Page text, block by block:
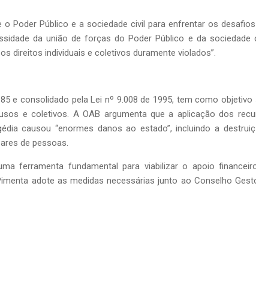
o Poder Público e a sociedade civil para enfrentar os
da união de forças do Poder Público e da sociedade
direitos individuais e coletivos duramente violados”.
e consolidado pela Lei nº 9.008 de 1995, tem como objetivo
e coletivos. A OAB argumenta que a aplicação dos
causou “enormes danos ao estado”, incluindo a
de pessoas.
ferramenta fundamental para viabilizar o apoio
adote as medidas necessárias junto ao Conselho